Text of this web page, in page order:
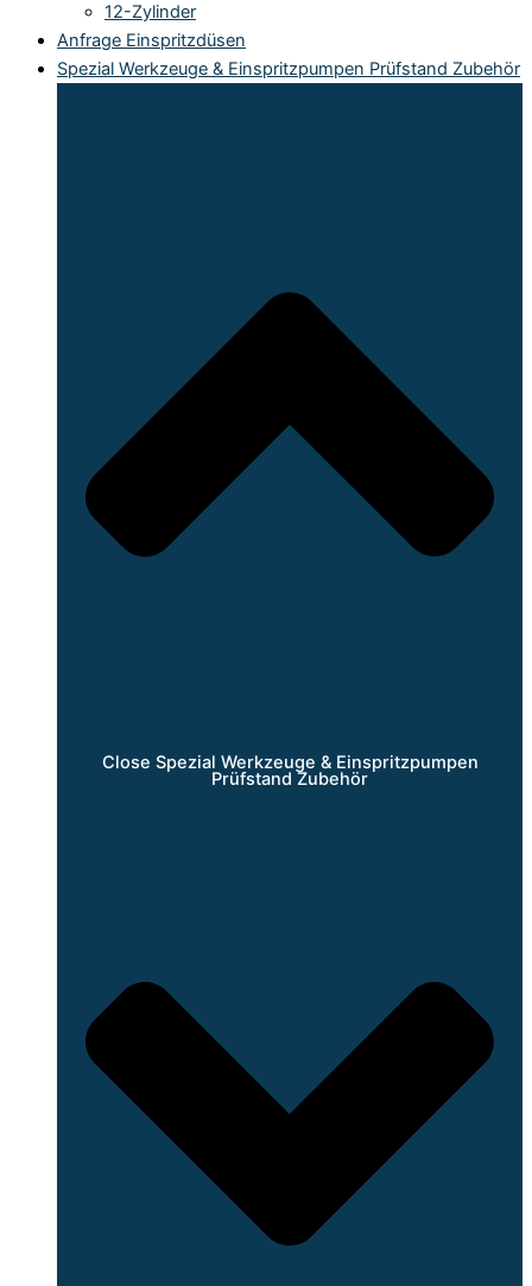
12-Zylinder
Anfrage Einspritzdüsen
Spezial Werkzeuge & Einspritzpumpen Prüfstand Zubehör
Close Spezial Werkzeuge & Einspritzpumpen
Prüfstand Zubehör